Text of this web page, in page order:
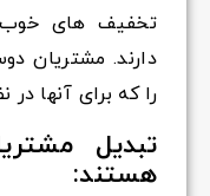
تخفیف های خوب
دارند. مشتریان
را که برای آنها
تبدیل
هستند: